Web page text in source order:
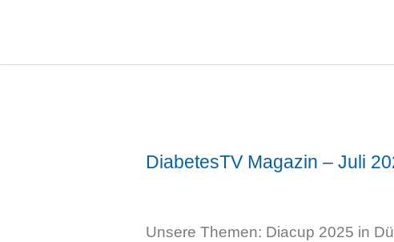
DiabetesTV Magazin – Juli
Unsere Themen: Diacup 2025 in